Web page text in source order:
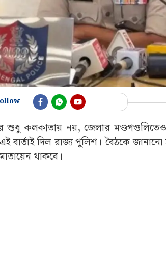
শুধু কলকাতায় নয়, জেলার মণ্ডপগুলিতেও
বার্তাই দিল রাজ্য পুলিশ। বৈঠকে
থাকবে।